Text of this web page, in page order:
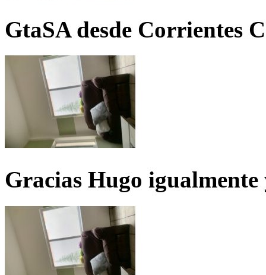
GtaSA desde Corrientes
Gracias Hugo igualmente